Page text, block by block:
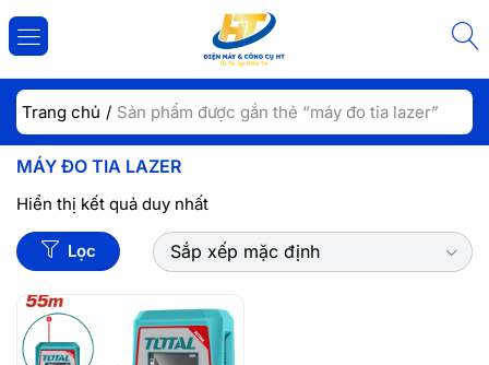
Nhập tài khoản và mật khẩu để đăng nhập.
Lưu đăng nhập
Trang chủ Sản phẩm được gắn thẻ “máy đo tia lazer”
MÁY ĐO TIA LAZER
Hiển thị kết quả duy nhất
Lọc Sắp xếp mặc định